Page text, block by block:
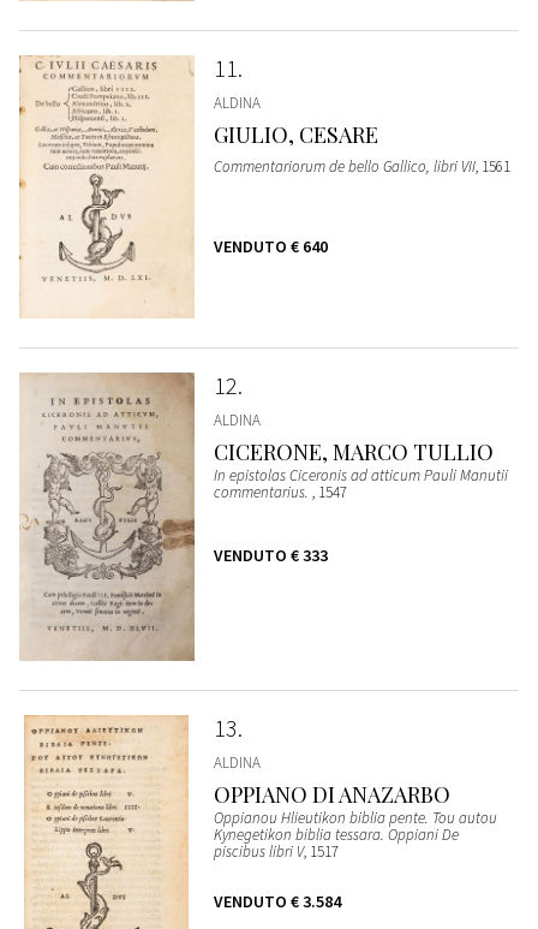
11
ALDINA
GIULIO, CESARE
Commentariorum de bello Gallico, libri VII, 1561
VENDUTO € 640
12
ALDINA
CICERONE, MARCO TULLIO
In epistolas Ciceronis ad atticum Pauli Manutii
commentarius. , 1547
VENDUTO € 333
13
ALDINA
OPPIANO DI ANAZARBO
Oppianou Hlieutikon biblia pente. Tou autou
Kynegetikon biblia tessara. Oppiani De
piscibus libri V, 1517
VENDUTO € 3.584